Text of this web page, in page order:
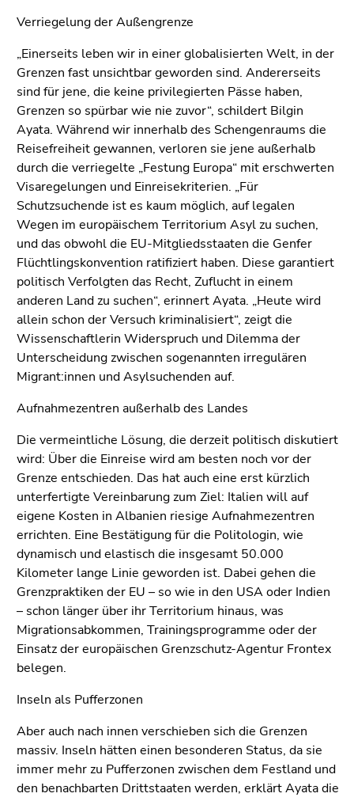
Verriegelung der Außengrenze
„Einerseits leben wir in einer globalisierten Welt, in der
Grenzen fast unsichtbar geworden sind. Andererseits
sind für jene, die keine privilegierten Pässe haben,
Grenzen so spürbar wie nie zuvor“, schildert Bilgin
Ayata. Während wir innerhalb des Schengenraums die
Reisefreiheit gewannen, verloren sie jene außerhalb
durch die verriegelte „Festung Europa“ mit erschwerten
Visaregelungen und Einreisekriterien. „Für
Schutzsuchende ist es kaum möglich, auf legalen
Wegen im europäischem Territorium Asyl zu suchen,
und das obwohl die EU-Mitgliedsstaaten die Genfer
Flüchtlingskonvention ratifiziert haben. Diese garantiert
politisch Verfolgten das Recht, Zuflucht in einem
anderen Land zu suchen“, erinnert Ayata. „Heute wird
allein schon der Versuch kriminalisiert“, zeigt die
Wissenschaftlerin Widerspruch und Dilemma der
Unterscheidung zwischen sogenannten irregulären
Migrant:innen und Asylsuchenden auf.
Aufnahmezentren außerhalb des Landes
Die vermeintliche Lösung, die derzeit politisch diskutiert
wird: Über die Einreise wird am besten noch vor der
Grenze entschieden. Das hat auch eine erst kürzlich
unterfertigte Vereinbarung zum Ziel: Italien will auf
eigene Kosten in Albanien riesige Aufnahmezentren
errichten. Eine Bestätigung für die Politologin, wie
dynamisch und elastisch die insgesamt 50.000
Kilometer lange Linie geworden ist. Dabei gehen die
Grenzpraktiken der EU – so wie in den USA oder Indien
– schon länger über ihr Territorium hinaus, was
Migrationsabkommen, Trainingsprogramme oder der
Einsatz der europäischen Grenzschutz-Agentur Frontex
belegen.
Inseln als Pufferzonen
Aber auch nach innen verschieben sich die Grenzen
massiv. Inseln hätten einen besonderen Status, da sie
immer mehr zu Pufferzonen zwischen dem Festland und
den benachbarten Drittstaaten werden, erklärt Ayata die